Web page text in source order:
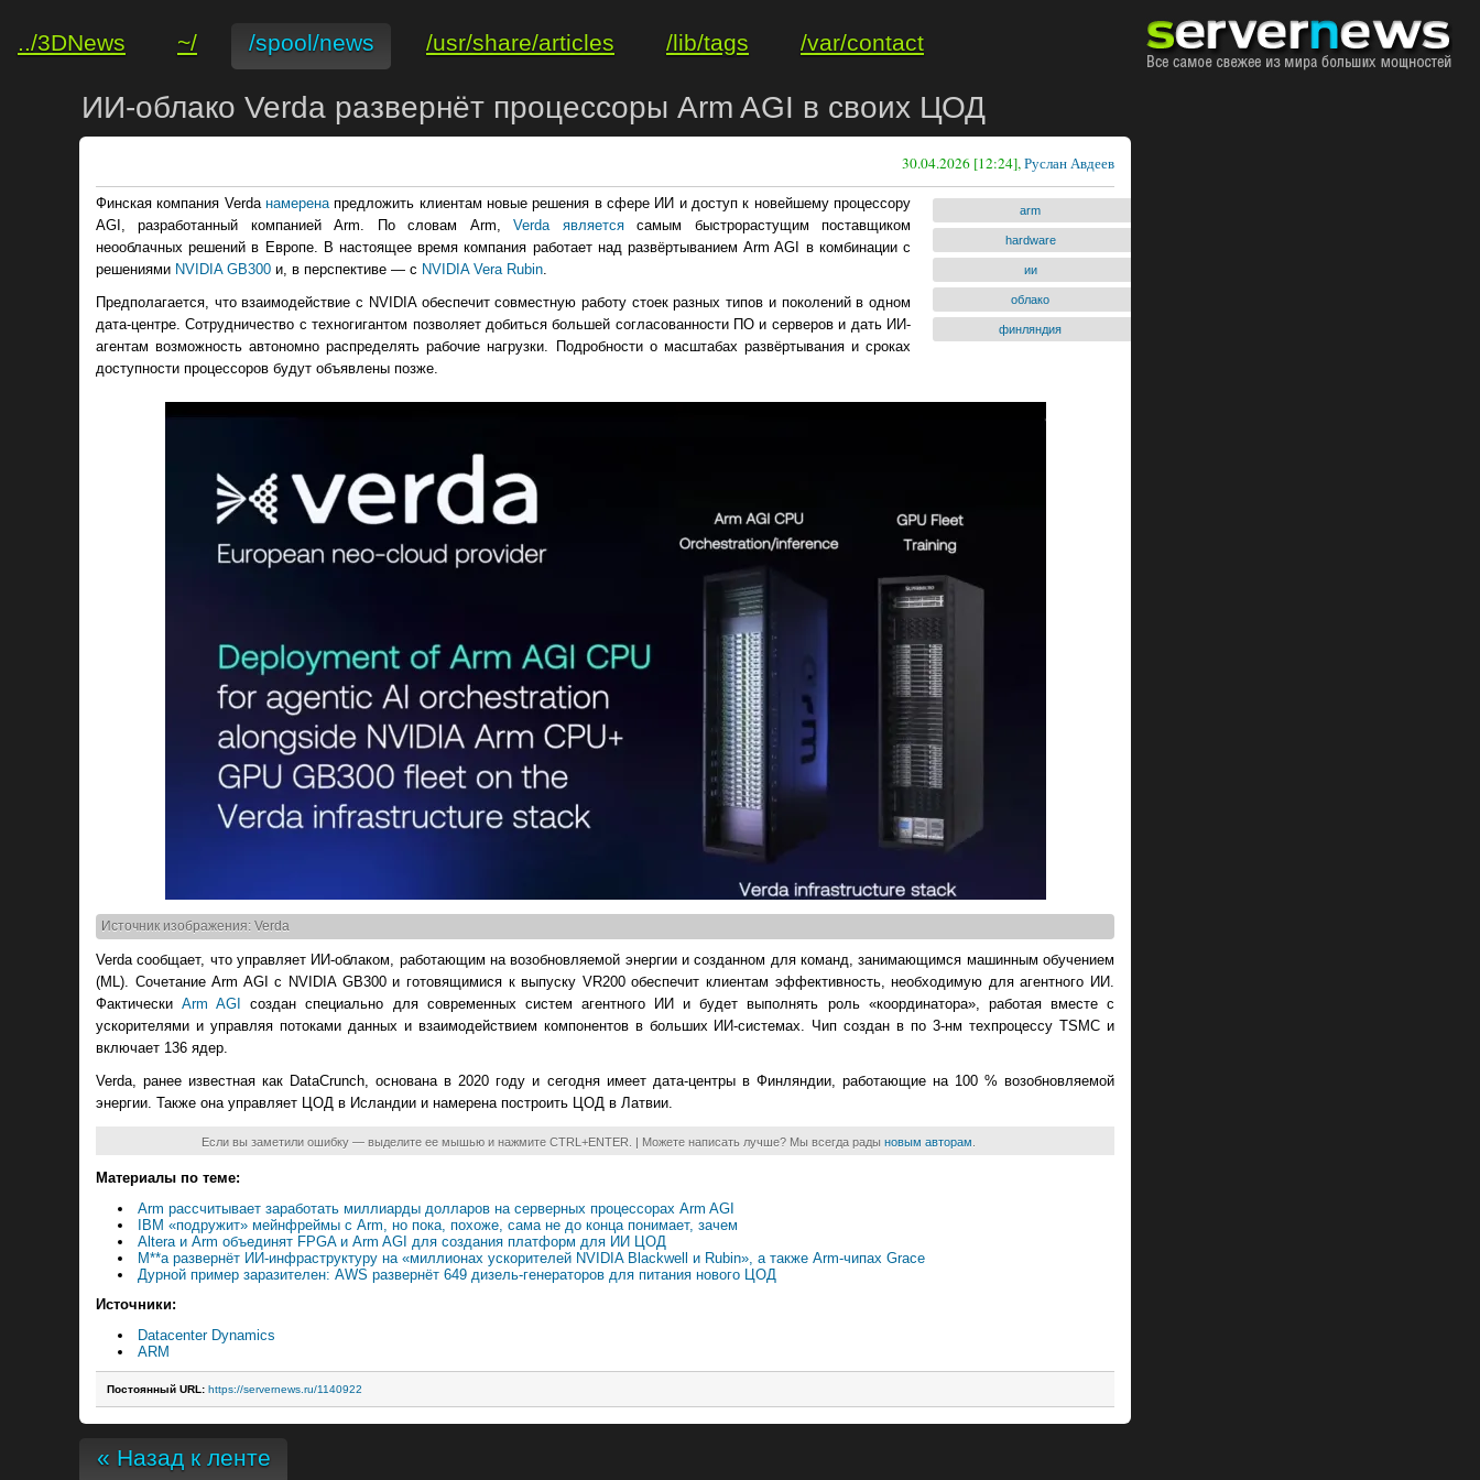
../3DNews ~/ /spool/news /usr/share/articles /lib/tags /var/contact
ИИ-облако Verda развернёт процессоры Arm AGI в своих ЦОД
30.04.2026 [12:24],Руслан Авдеев
arm
hardware
ии
облако
финляндия
Финская компания Verda намеренапредложить клиентам новые решения в сфере ИИ и доступ к новейшему процессору
AGI, разработанный компанией Arm. По словам Arm,Verda являетсясамым быстрорастущим поставщиком
неооблачных решений в Европе. В настоящее время компания работает над развёртыванием Arm AGI в комбинации с
решениями NVIDIA GB300 и, в перспективе — с NVIDIA Vera Rubin.
Предполагается, что взаимодействие с NVIDIA обеспечит совместную работу стоек разных типов и поколений в одном
дата-центре. Сотрудничество с техногигантом позволяет добиться большей согласованности ПО и серверов и дать ИИ-
агентам возможность автономно распределять рабочие нагрузки. Подробности о масштабах развёртывания и сроках
доступности процессоров будут объявлены позже.
Источник изображения: Verda
Verda сообщает, что управляет ИИ-облаком, работающим на возобновляемой энергии и созданном для команд, занимающимся машинным обучением
(ML). Сочетание Arm AGI с NVIDIA GB300 и готовящимися к выпуску VR200 обеспечит клиентам эффективноcть, необходимую для агентного ИИ.
ФактическиArm AGI
создан специально для современных систем агентного ИИ и будет выполнять роль «координатора», работая вместе с
ускорителями и управляя потоками данных и взаимодействием компонентов в больших ИИ-системах. Чип создан в по 3-нм техпроцессу TSMC и
включает 136 ядер.
Verda, ранее известная как DataCrunch, основана в 2020 году и сегодня имеет дата-центры в Финляндии, работающие на 100 % возобновляемой
энергии. Также она управляет ЦОД в Исландии и намерена построить ЦОД в Латвии.
Если вы заметили ошибку — выделите ее мышью и нажмите CTRL+ENTER. | Можете написать лучше? Мы всегда рады новым авторам
Материалы по теме:
Arm рассчитывает заработать миллиарды долларов на серверных процессорах Arm AGI
IBM «подружит» мейнфреймы с Arm, но пока, похоже, сама не до конца понимает, зачем
Altera и Arm объединят FPGA и Arm AGI для создания платформ для ИИ ЦОД
M**a развернёт ИИ-инфраструктуру на «миллионах ускорителей NVIDIA Blackwell и Rubin», а также Arm-чипах Grace
Дурной пример заразителен: AWS развернёт 649 дизель-генераторов для питания нового ЦОД
Источники:
Datacenter Dynamics
ARM
Постоянный URL: https://servernews.ru/1140922
« Назад к ленте